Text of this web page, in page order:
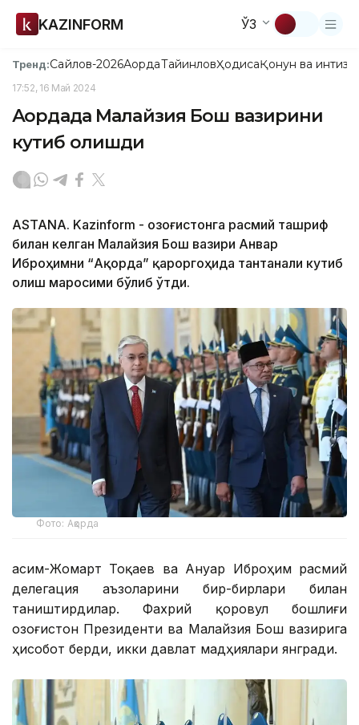
KAZINFORM ЎЗ
Тренд:Сайлов-2026АқордаТайинловҲодисаҚонун ва
17:52, 16 Май 2024
Ақордада Малайзия Бош вазирини
кутиб олишди
ASTANА. Kazinform - Қозоғистонга расмий ташриф
билан келган Малайзия Бош вазири Анвар
Иброҳимни “Ақорда” қароргоҳида тантанали кутиб
олиш маросими бўлиб ўтди.
Фото: Ақорда
Қасим-Жомарт Тоқаев ва Ануар Иброҳим расмий
делегация аъзоларини бир-бирлари билан
таништирдилар. Фахрий қоровул бошлиғи
Қозоғистон Президенти ва Малайзия Бош вазирига
ҳисобот берди, икки давлат мадҳиялари янгради.